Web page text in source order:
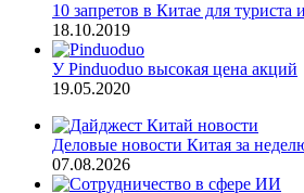
10 запретов в Китае для туриста
18.10.2019
У Pinduoduo высокая цена акций
19.05.2020
Деловые новости Китая за
07.08.2026